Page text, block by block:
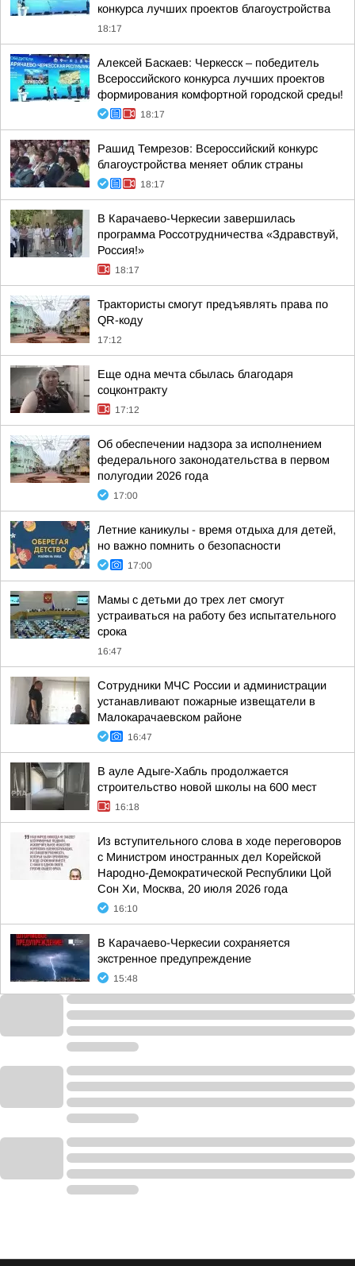
конкурса лучших проектов благоустройства
18:17
Алексей Баскаев: Черкесск – победитель
Всероссийского конкурса лучших проектов
формирования комфортной городской среды!
18:17
Рашид Темрезов: Всероссийский конкурс
благоустройства меняет облик страны
18:17
В Карачаево-Черкесии завершилась
программа Россотрудничества «Здравствуй,
Россия!»
18:17
Трактористы смогут предъявлять права по
QR-коду
17:12
Еще одна мечта сбылась благодаря
соцконтракту
17:12
Об обеспечении надзора за исполнением
федерального законодательства в первом
полугодии 2026 года
17:00
Летние каникулы - время отдыха для детей,
но важно помнить о безопасности
17:00
Мамы с детьми до трех лет смогут
устраиваться на работу без испытательного
срока
16:47
Сотрудники МЧС России и администрации
устанавливают пожарные извещатели в
Малокарачаевском районе
16:47
В ауле Адыге-Хабль продолжается
строительство новой школы на 600 мест
16:18
Из вступительного слова в ходе переговоров
с Министром иностранных дел Корейской
Народно-Демократической Республики Цой
Сон Хи, Москва, 20 июля 2026 года
16:10
В Карачаево-Черкесии сохраняется
экстренное предупреждение
15:48